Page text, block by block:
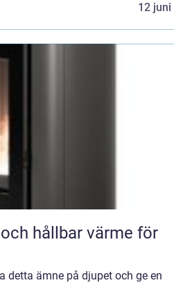
12 juni
detta ämne på djupet och ge en